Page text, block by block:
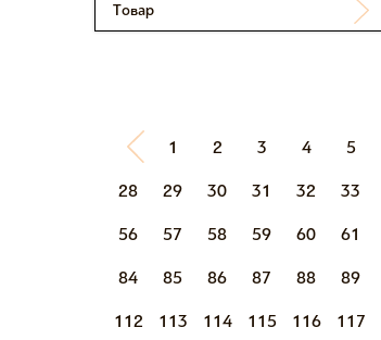
Товар
1 2 3 4 5
28 29 30 31 32 33
56 57 58 59 60 61
84 85 86 87 88 89
112 113 114 115 116 117